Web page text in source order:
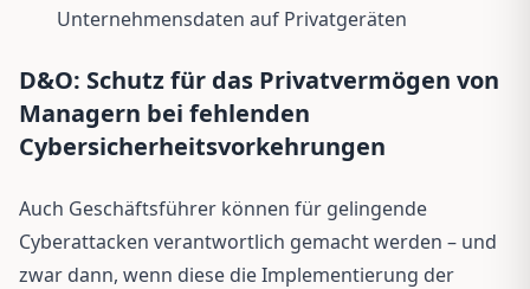
Unternehmensdaten auf Privatgeräten
D&O: Schutz für das Privatvermögen von
Managern bei fehlenden
Cybersicherheitsvorkehrungen
Auch Geschäftsführer können für gelingende
Cyberattacken verantwortlich gemacht werden – und
zwar dann, wenn diese die Implementierung der